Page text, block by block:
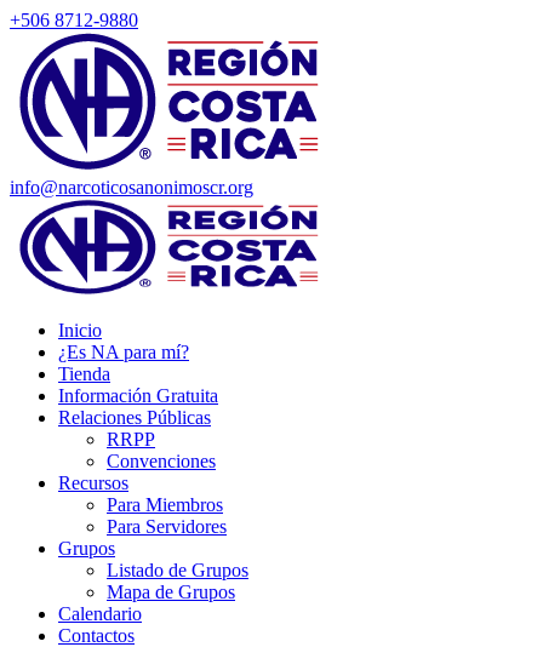
+506 8712-9880
info@narcoticosanonimoscr.org
Inicio
¿Es NA para mí?
Tienda
Información Gratuita
Relaciones Públicas
RRPP
Convenciones
Recursos
Para Miembros
Para Servidores
Grupos
Listado de Grupos
Mapa de Grupos
Calendario
Contactos